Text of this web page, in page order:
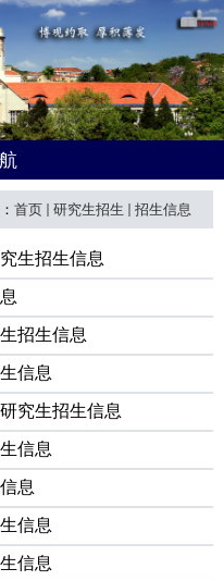
首页 研究生招生 招生信息
生招生信息
招生信息
信息
究生招生信息
信息
息
信息
信息